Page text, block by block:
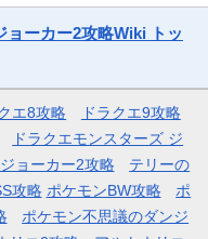
ョーカー2攻略Wiki トッ
エ8攻略
ドラクエ9攻略
ドラクエモンスターズ ジ
ョーカー2攻略
テリーの
攻略 ポケモンBW攻略
ポ
ポケモン不思議のダンジ